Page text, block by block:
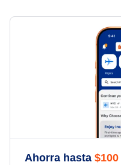
Ahorra hasta $100